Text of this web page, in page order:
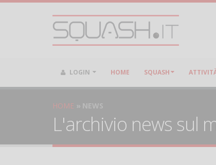
LOGIN HOME SQUASH
HOME NEWS
L'archivio news sul